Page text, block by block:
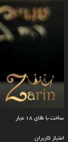
ساخت با طلای ۱۸ عیار
امتیاز کاربران